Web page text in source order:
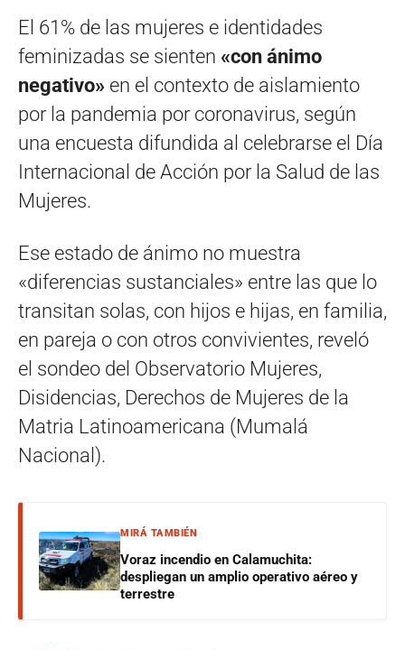
El 61% de las mujeres e identidades
feminizadas se sienten «con ánimo
negativo» en el contexto de aislamiento
por la pandemia por coronavirus, según
una encuesta difundida al celebrarse el Día
Internacional de Acción por la Salud de las
Mujeres.
Ese estado de ánimo no muestra
«diferencias sustanciales» entre las que lo
transitan solas, con hijos e hijas, en familia,
en pareja o con otros convivientes, reveló
el sondeo del Observatorio Mujeres,
Disidencias, Derechos de Mujeres de la
Matria Latinoamericana (Mumalá
Nacional).
MIRÁ TAMBIÉN
Voraz incendio en Calamuchita:
despliegan un amplio operativo aéreo y
terrestre